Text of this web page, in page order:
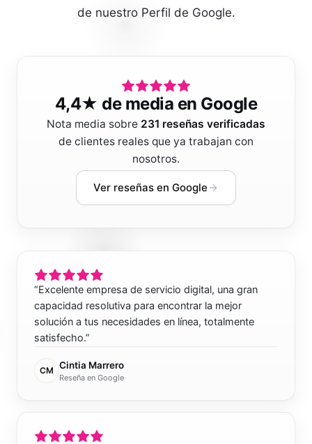
de nuestro Perfil de Google.
4,4★ de media en Google
Nota media sobre 231 reseñas verificadas
de clientes reales que ya trabajan con
nosotros.
Ver reseñas en Google
“Excelente empresa de servicio digital, una gran
capacidad resolutiva para encontrar la mejor
solución a tus necesidades en línea, totalmente
satisfecho.”
CM Cintia Marrero
Reseña en Google